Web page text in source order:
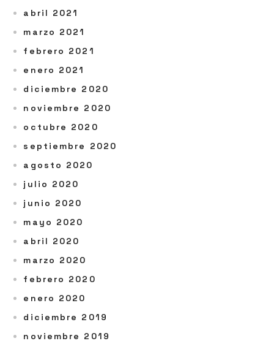
abril 2021
marzo 2021
febrero 2021
enero 2021
diciembre 2020
noviembre 2020
octubre 2020
septiembre 2020
agosto 2020
julio 2020
junio 2020
mayo 2020
abril 2020
marzo 2020
febrero 2020
enero 2020
diciembre 2019
noviembre 2019